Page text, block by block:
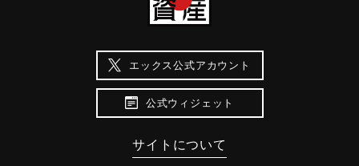
エックス公式アカウント
公式ウィジェット
サイトについて